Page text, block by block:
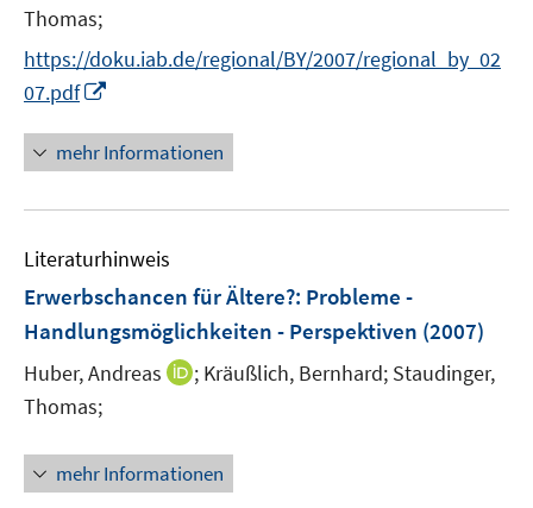
r
e
Thomas;
https://doku.iab.de/regional/BY/2007/regional_by_02
07.pdf
n
e
u
m
F
n
s
r
ö
mehr Informationen
Literaturhinweis
Erwerbschancen für Ältere?: Probleme -
Handlungsmöglichkeiten - Perspektiven (2007)
Huber, Andreas
I
e
u
; Kräußlich, Bernhard; Staudinger,
Thomas;
mehr Informationen